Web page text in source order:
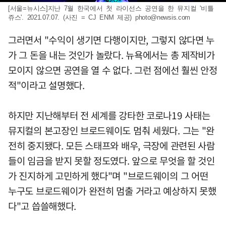
[서울=뉴시스]지난 7월 한국에서 첫 라이선스 공연을 한 뮤지컬 '비틀
쥬스'. 2021.07.07. (사진 = CJ ENM 제공) photo@newsis.com
그러면서 "수익이 생기면 다행이지만, 그렇지 않다면 누
가 그 돈을 내는 것인가 놀랐다. 뉴욕에서는 총 제작비가
모이지 않으면 공연을 열 수 없다. 그런 점에선 훨씬 안정
적"이라고 설명했다.
하지만 지난해부터 전 세계를 강타한 코로나19 사태는
뮤지컬의 본고장인 브로드웨이도 멈춰 세웠다. 그는 "완
전히 중지됐다. 모든 스태프와 배우, 극장에 관련된 사람
들이 임금을 받지 못할 정도였다. 앞으로 무엇을 할 것인
가 진지하게 고민하게 했다"며 "브로드웨이의 그 어떤
누구도 브로드웨이가 완전히 멈출 거라고 예상하지 못했
다"고 씁쓸해했다.